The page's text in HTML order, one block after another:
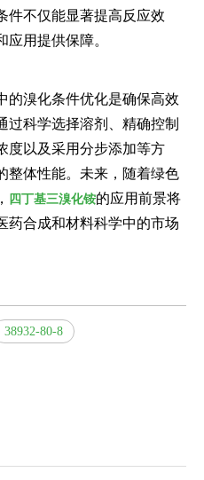
件不仅能显著提高反应效
用提供保障。
的溴化条件优化是确保高效
过科学选择溶剂、精确控制
度以及采用分步添加等方
整体性能。未来，随着绿色
四丁基三溴化铵的应用前景将
药合成和材料科学中的市场
38932-80-8